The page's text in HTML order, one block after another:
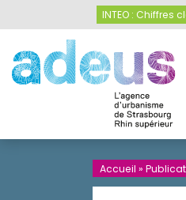
INTEO : Chiffres
INTEO :
Accueil »
Panneau de gestion des